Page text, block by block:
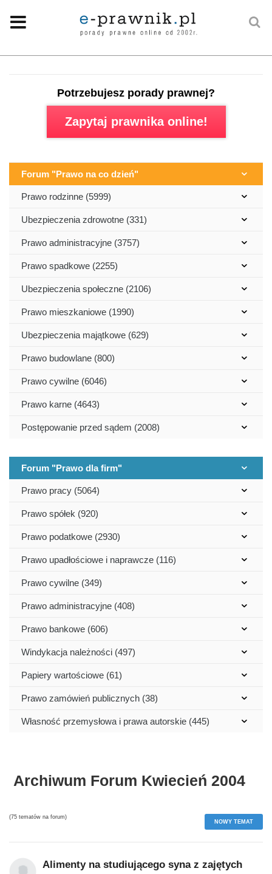
Forum "Prawo na co dzień"
Prawo rodzinne (5999)
Ubezpieczenia zdrowotne (331)
Prawo administracyjne (3757)
Prawo spadkowe (2255)
Ubezpieczenia społeczne (2106)
Prawo mieszkaniowe (1990)
Ubezpieczenia majątkowe (629)
Prawo budowlane (800)
Prawo cywilne (6046)
Prawo karne (4643)
Postępowanie przed sądem (2008)
Forum "Prawo dla firm"
Prawo pracy (5064)
Prawo spółek (920)
Prawo podatkowe (2930)
Prawo upadłościowe i naprawcze (116)
Prawo cywilne (349)
Prawo administracyjne (408)
Prawo bankowe (606)
Windykacja należności (497)
Papiery wartościowe (61)
Prawo zamówień publicznych (38)
Własność przemysłowa i prawa autorskie (445)
Potrzebujesz porady prawnej?
Zapytaj prawnika online!
Archiwum Forum Kwiecień 2004
(75 tematów na forum)
NOWY TEMAT
Alimenty na studiującego syna z zajętych